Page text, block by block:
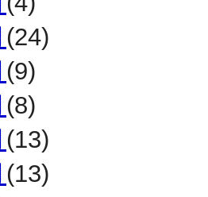
(24)
(9)
(8)
(13)
(13)